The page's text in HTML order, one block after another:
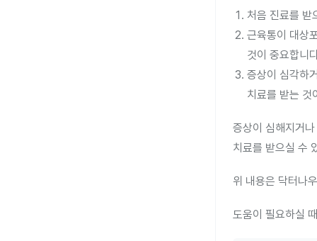
처음 진료를 받
근육통이 대상
것이 중요합니
증상이 심각하
치료를 받는 것
증상이 심해지거
치료를 받으실 수
위 내용은 닥터나
도움이 필요하실